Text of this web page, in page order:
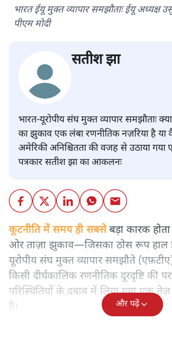
भारत ईयू मुक्त व्यापार समझौताः ईयू अध्यक्ष
पीएम मोदी
सतीश झा
भारत-यूरोपीय संघ मुक्त व्यापार समझौताः
का झुकाव एक लंबा रणनीतिक नज़रिया है या
अमेरिकी अनिश्चितता की वजह से उठाया गया
पत्रकार सतीश झा का आकलनः
कूटनीति में समय ही सबसेबड़ा कारक
ओर ताज़ा झुकाव—जिसका ठोस रूप हाल
यूरोपीय संघ मुक्त व्यापार समझौते
किसी दीर्घकालिक रणनीतिक दूरदृष्टि की
परिस्थितियों के दबाव में लिया गया एक
है।
और पढ़ें